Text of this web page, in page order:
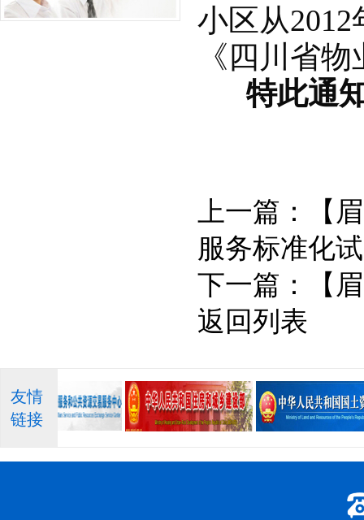
小区从
《四川省
特此通
上一篇：
【
服务标准化
下一篇：
【
返回列表
友情
链接